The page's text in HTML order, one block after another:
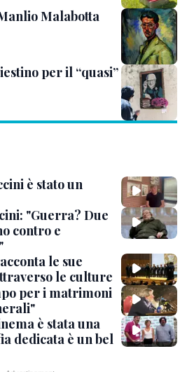
Malabotta
per il “quasi”
è stato un
"Guerra? Due
contro e
le sue
le culture
per i matrimoni
è stata una
dedicata è un bel